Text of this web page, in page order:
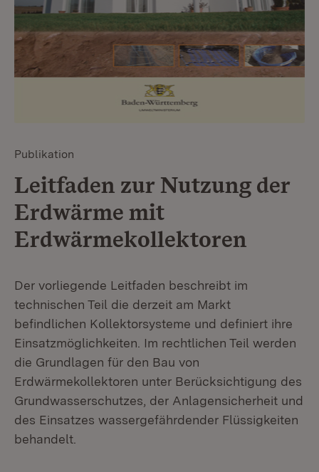
Publikation
Leitfaden zur Nutzung der
Erdwärme mit
Erdwärmekollektoren
Der vorliegende Leitfaden beschreibt im
technischen Teil die derzeit am Markt
befindlichen Kollektorsysteme und definiert ihre
Einsatzmöglichkeiten. Im rechtlichen Teil werden
die Grundlagen für den Bau von
Erdwärmekollektoren unter Berücksichtigung des
Grundwasserschutzes, der Anlagensicherheit und
des Einsatzes wassergefährdender Flüssigkeiten
behandelt.